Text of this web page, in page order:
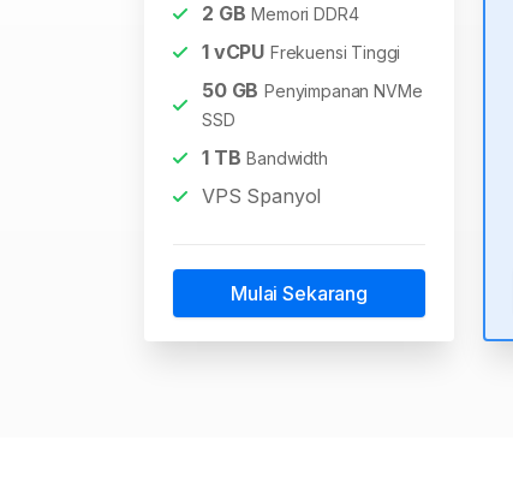
2 GB Memori DDR4
1vCPU Frekuensi Tinggi
50GB Penyimpanan NVMe
SSD
1TB Bandwidth
VPS Spanyol
Mulai Sekarang